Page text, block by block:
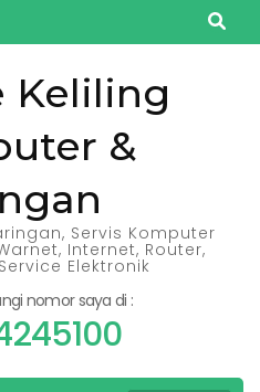
Keliling
&
Servis Komputer
Internet, Router,
Elektronik
nomor saya di :